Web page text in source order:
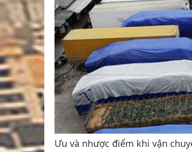
Ưu và nhược điểm khi vận